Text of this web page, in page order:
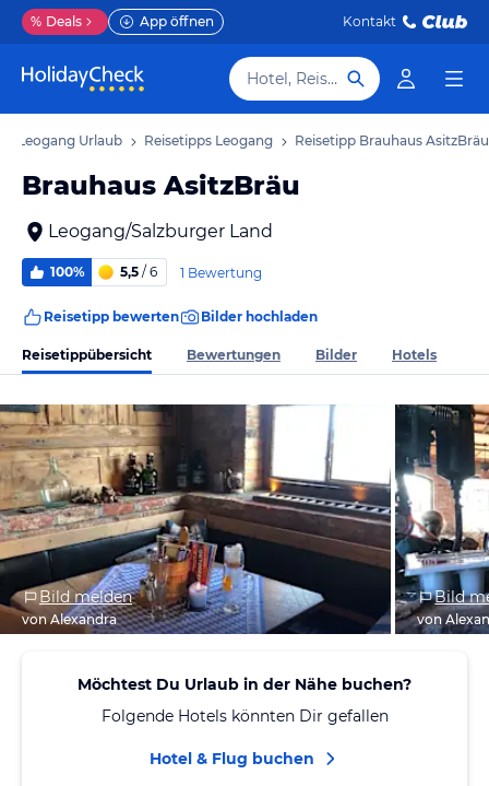
% Deals App öffnen Kontakt
Hotel, Reiseziel
Leogang Urlaub Reisetipps Leogang Reisetipp Brauhaus AsitzBräu
Brauhaus AsitzBräu
Leogang/Salzburger Land
100% 5,5 / 6 1 Bewertung
Reisetipp bewerten Bilder hochladen
Reisetippübersicht Bewertungen Bilder Hotels
Bild melden
von Alexandra
Bild
von
Möchtest Du Urlaub in der Nähe buchen?
Folgende Hotels könnten Dir gefallen
Hotel & Flug buchen